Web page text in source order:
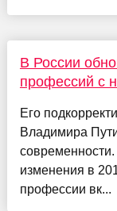
В России
профессий с
Его
Владимира
изменения в
профессии вк...